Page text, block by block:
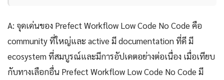
A: จุดเด่นของ Prefect Workflow Low Code No Code คือ
community ที่ใหญ่และ active มี documentation ที่ดี มี
ecosystem ที่สมบูรณ์และมีการอัปเดตอย่างต่อเนื่อง เมื่อเทียบ
กับทางเลือกอื่น Prefect Workflow Low Code No Code มี